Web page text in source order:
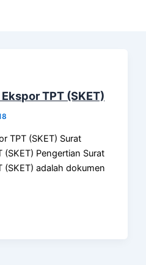
TPT (SKET)
TPT (SKET) Surat
(SKET) Pengertian Surat
(SKET) adalah dokumen